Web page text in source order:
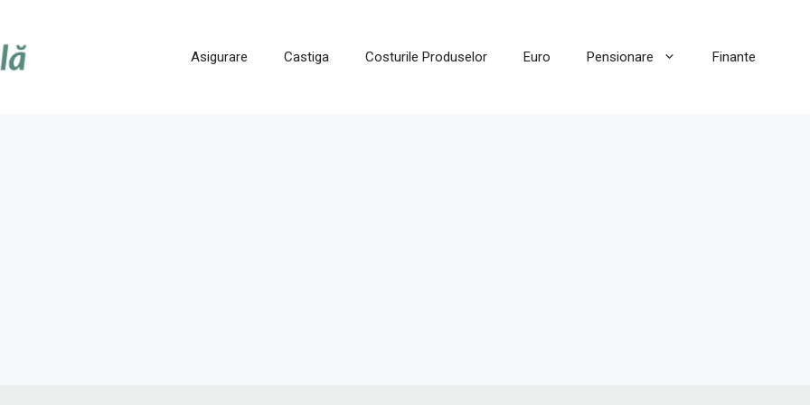
Asigurare Castiga Costurile Produselor Euro Pensionare Finante